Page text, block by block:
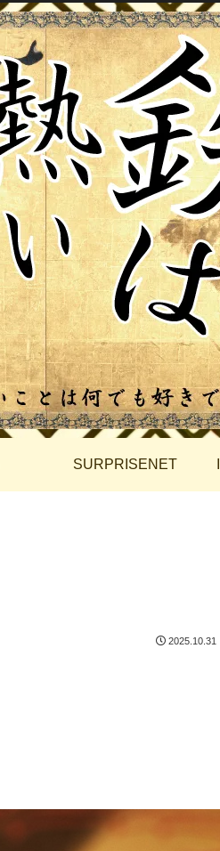
SURPRISENET
2025.10.31